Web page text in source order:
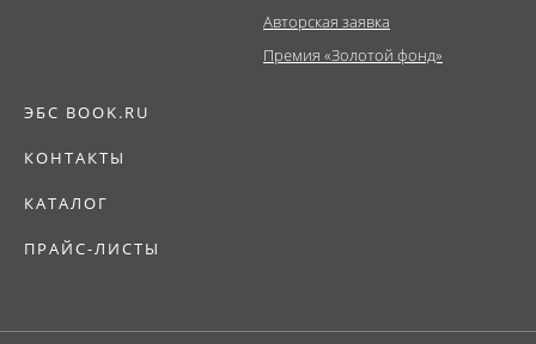
Авторская заявка
Премия «Золотой фонд»
ЭБС BOOK.RU
КОНТАКТЫ
КАТАЛОГ
ПРАЙС-ЛИСТЫ